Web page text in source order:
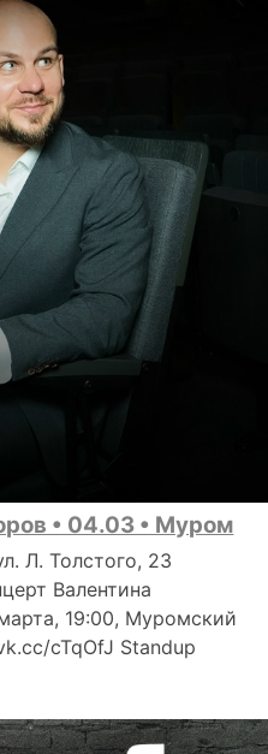
• 04.03 • Муром
Л. Толстого, 23
Валентина
19:00, Муромский
cTqOfJ Standup